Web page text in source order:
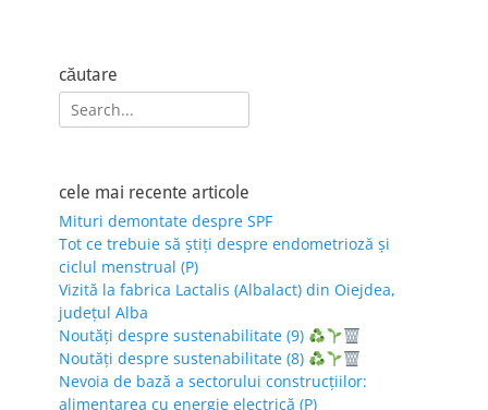
căutare
Search
for:
cele mai recente articole
Mituri demontate despre SPF
Tot ce trebuie să știți despre endometrioză și
ciclul menstrual (P)
Vizită la fabrica Lactalis (Albalact) din Oiejdea,
județul Alba
Noutăți despre sustenabilitate (9)
Noutăți despre sustenabilitate (8)
Nevoia de bază a sectorului construcțiilor:
alimentarea cu energie electrică (P)